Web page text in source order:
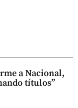
a Nacional,
títulos”